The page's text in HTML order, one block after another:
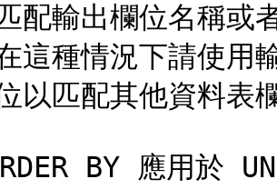
配輸出欄位名稱或
這種情況下請使用
以匹配其他資料表
BY 應用於